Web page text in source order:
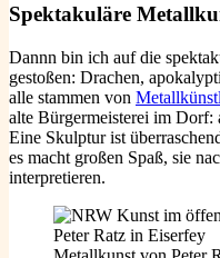
Spektakuläre
Dannn bin ich auf die
gestoßen: Drachen,
alle stammen von
alte Bürgermeisterei im Dorf:
Eine Skulptur ist
es macht großen Spaß, sie
interpretieren.